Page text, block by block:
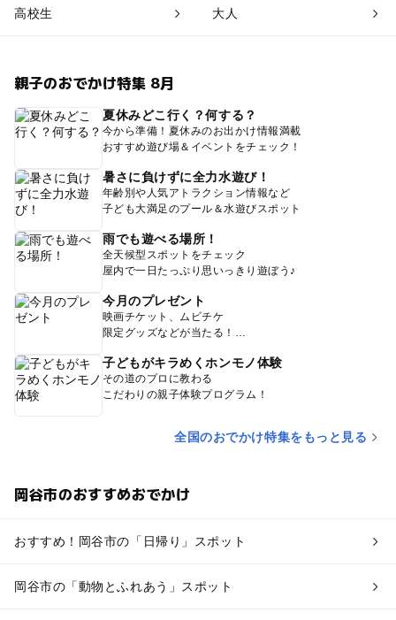
高校生 大人
親子のおでかけ特集 8月
夏休みどこ行く？何する？
今から準備！夏休みのお出かけ情報満載
おすすめ遊び場＆イベントをチェック！
暑さに負けずに全力水遊び！
年齢別や人気アトラクション情報など
子ども大満足のプール＆水遊びスポット
雨でも遊べる場所！
全天候型スポットをチェック
屋内で一日たっぷり思いっきり遊ぼう♪
今月のプレゼント
映画チケット、ムビチケ
限定グッズなどが当たる！
子どもがキラめくホンモノ体験
その道のプロに教わる
こだわりの親子体験プログラム！
全国のおでかけ特集をもっと見る
岡谷市のおすすめおでかけ
おすすめ！岡谷市の「日帰り」スポット
岡谷市の「動物とふれあう」スポット